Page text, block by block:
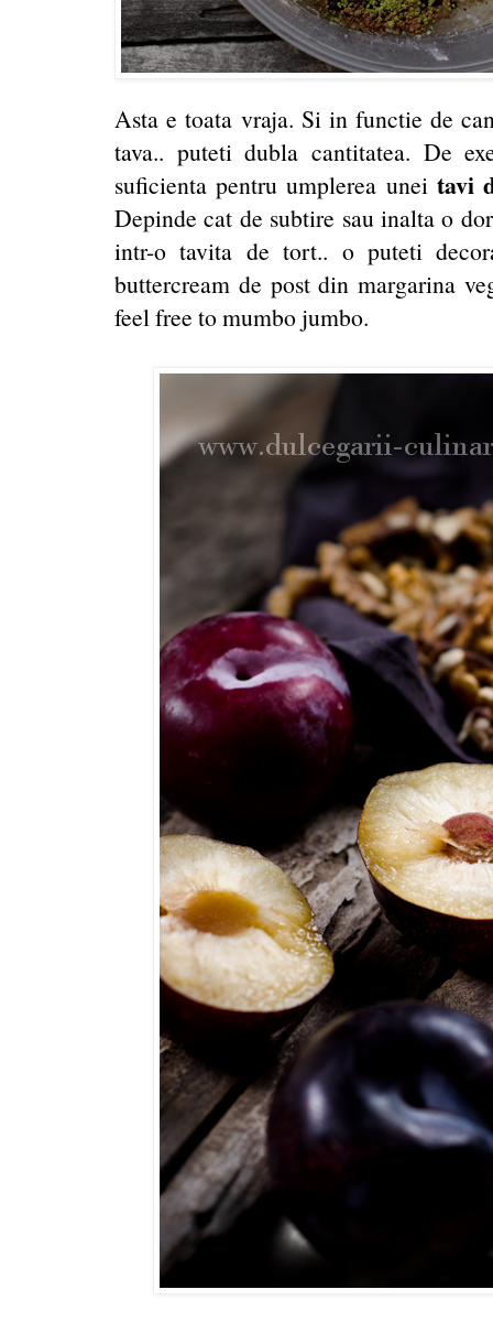
Asta e toata vraja. Si in functie de
tava.. puteti dubla cantitatea. De
suficienta pentru umplerea unei tavi
Depinde cat de subtire sau inalta o
intr-o tavita de tort.. o puteti
buttercream de post din margarina
feel free to mumbo jumbo.